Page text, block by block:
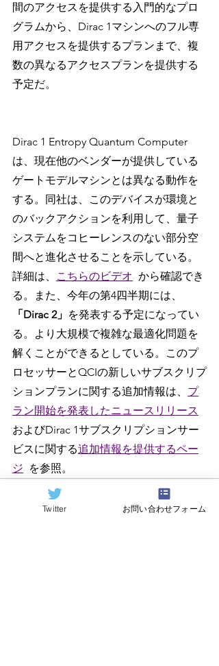
間のアクセスを提供する入門的なプロ
グラムから、Dirac 1マシンへのフル専
用アクセスを提供するプランまで、複
数の異なるアクセスプランを提供する
予定だ。
Dirac 1 Entropy Quantum Computer
は、現在他のベンダーが提供している
ゲートモデルマシンとは異なる動作を
する。同社は、このデバイスが環境と
のバックアクションを利用して、量子
システムをコヒーレンスのない部分空
間へと進化させることを示している。
詳細は、
こちらのビデオ から確認でき
る。また、今年の第4四半期には、
「Dirac 2」 を発表する予定になってい
る。より大規模で複雑な最適化問題を
解くことができるとしている。このプ
ロセッサーとQCIの新しいサブスクリプ
ションプランに関する追加情報は、 プ
ラン開始を発表したニュースリリース
およびDirac 1サブスクリプションサー
ビスに関する追加情報を提供するペー
ジ を参照。
Twitter お問い合わせフォーム